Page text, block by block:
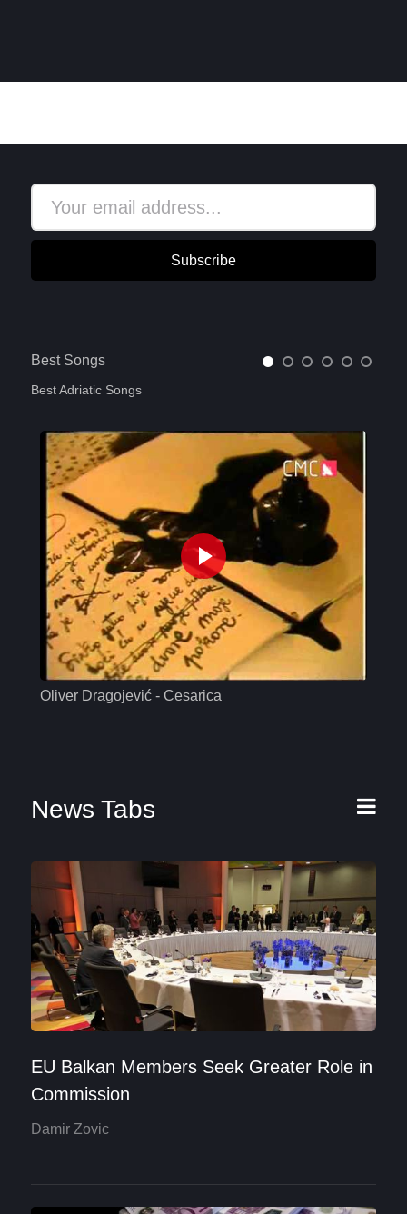
Subscribe
Best Songs
Best Adriatic Songs
Oliver Dragojević - Cesarica
News Tabs
EU Balkan Members Seek Greater Role in
Commission
Damir Zovic